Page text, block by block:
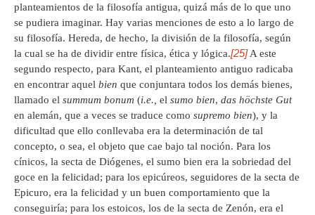
planteamientos de la filosofía antigua, quizá más de lo que uno
se pudiera imaginar. Hay varias menciones de esto a lo largo de
su filosofía. Hereda, de hecho, la división de la filosofía, según
la cual se ha de dividir entre física, ética y lógica.[25]A este
segundo respecto, para Kant, el planteamiento antiguo radicaba
en encontrar aquel bien que conjuntara todos los demás bienes,
llamado el summum bonum (i.e., el sumo bien, das höchste Gut
en alemán, que a veces se traduce como supremo bien), y la
dificultad que ello conllevaba era la determinación de tal
concepto, o sea, el objeto que cae bajo tal noción. Para los
cínicos, la secta de Diógenes, el sumo bien era la sobriedad del
goce en la felicidad; para los epicúreos, seguidores de la secta de
Epicuro, era la felicidad y un buen comportamiento que la
conseguiría; para los estoicos, los de la secta de Zenón, era el